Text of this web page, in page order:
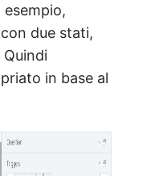
esempio,
due stati,
in base al